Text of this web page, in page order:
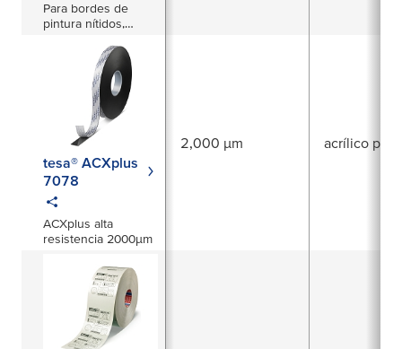
Para bordes de
pintura nítidos,
tesa® ACXplus
7078
ACXplus alta
resistencia 2000µm
2,000 µm acrílico puro